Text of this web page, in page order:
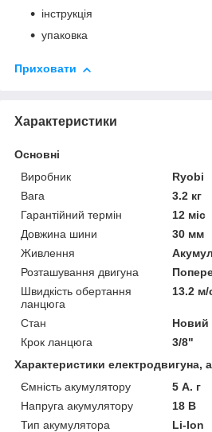
інструкція
упаковка
Приховати
Характеристики
Основні
Виробник
Ryobi
Вага
3.2 кг
Гарантійний термін
12 міс
Довжина шини
30 мм
Живлення
Розташування двигуна
Швидкість обертання
ланцюга
13.2 м/
Стан
Новий
Крок ланцюга
3/8"
Характеристики електродвигуна,
Ємність акумулятору
5 А. г
Напруга акумулятору
18 В
Тип акумулятора
Li-Ion